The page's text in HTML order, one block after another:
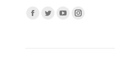
Facebook
opens
Twitter
opens
YouTube
opens
Instagram
opens